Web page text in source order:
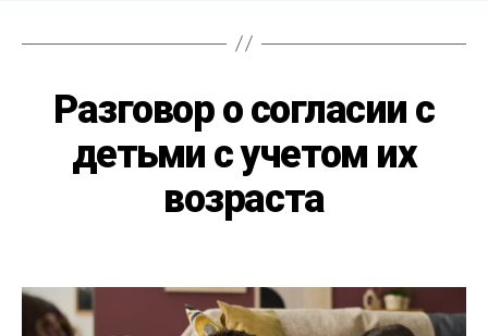
Разговор о согласии с
детьми с учетом их
возраста